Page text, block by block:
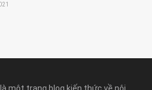
một trang blog kiến thức về nội